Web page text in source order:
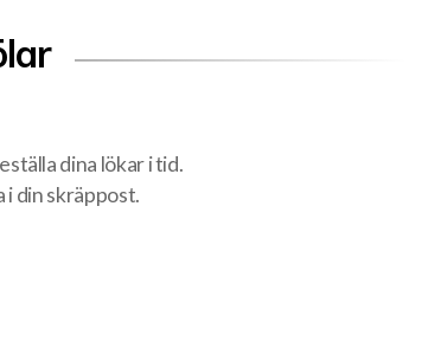
dina lökar i tid.
i din skräppost.